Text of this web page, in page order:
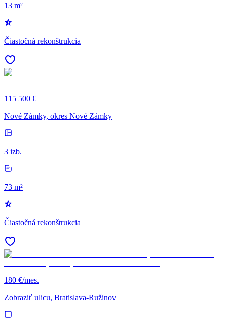
13 m²
Čiastočná rekonštrukcia
115 500 €
Nové Zámky, okres Nové Zámky
3 izb.
73 m²
Čiastočná rekonštrukcia
180 €/mes.
Zobraziť ulicu, Bratislava-Ružinov